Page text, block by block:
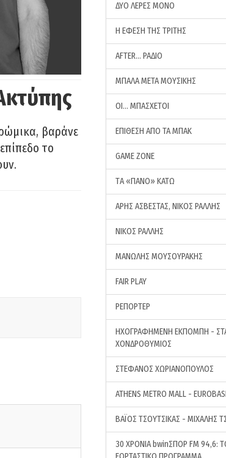
βαράνε
το
ΔΥΟ ΛΕΡΕΣ ΜΟΝΟ
Η ΕΦΕΣΗ ΤΗΣ ΤΡΙΤΗΣ
AFTER… ΡΑΔΙΟ
ΜΠΑΛΑ ΜΕΤΑ ΜΟΥΣΙΚΗΣ
ΟΙ… ΜΠΑΣΧΕΤΟΙ
ΕΠΙΘΕΣΗ ΑΠΟ ΤΑ ΜΠΑΚ
GAME ZONE
ΤA «ΠΑΝΟ» ΚΑΤΩ
ΑΡΗΣ ΑΣΒΕΣΤΑΣ, ΝΙΚΟΣ ΡΑΛΛΗΣ
ΝΙΚΟΣ ΡΑΛΛΗΣ
ΜΑΝΩΛΗΣ ΜΟΥΣΟΥΡΑΚΗΣ
FAIR PLAY
ΡΕΠΟΡΤΕΡ
ΗΧΟΓΡΑΦΗΜΕΝΗ ΕΚΠΟΜΠΗ -
ΧΟΝΔΡΟΘΥΜΙΟΣ
ΣΤΕΦΑΝΟΣ ΧΩΡΙΑΝΟΠΟΥΛΟΣ
ATHENS METRO MALL -
ΒΑΪΟΣ ΤΣΟΥΤΣΙΚΑΣ - ΜΙΧΑΛΗΣ
30 ΧΡΟΝΙΑ bwinΣΠΟΡ FM 94,6: